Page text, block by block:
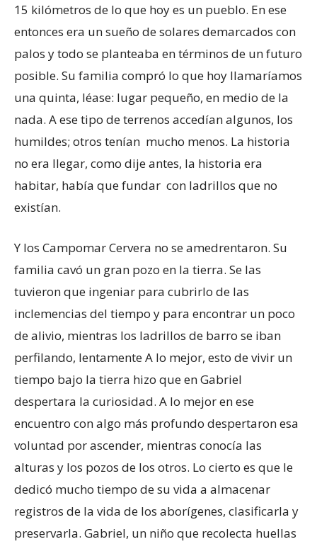
15 kilómetros de lo que hoy es un pueblo. En ese
entonces era un sueño de solares demarcados con
palos y todo se planteaba en términos de un futuro
posible. Su familia compró lo que hoy llamaríamos
una quinta, léase: lugar pequeño, en medio de la
nada. A ese tipo de terrenos accedían algunos, los
humildes; otros tenían mucho menos. La historia
no era llegar, como dije antes, la historia era
habitar, había que fundar con ladrillos que no
existían.
Y los Campomar Cervera no se amedrentaron. Su
familia cavó un gran pozo en la tierra. Se las
tuvieron que ingeniar para cubrirlo de las
inclemencias del tiempo y para encontrar un poco
de alivio, mientras los ladrillos de barro se iban
perfilando, lentamente A lo mejor, esto de vivir un
tiempo bajo la tierra hizo que en Gabriel
despertara la curiosidad. A lo mejor en ese
encuentro con algo más profundo despertaron esa
voluntad por ascender, mientras conocía las
alturas y los pozos de los otros. Lo cierto es que le
dedicó mucho tiempo de su vida a almacenar
registros de la vida de los aborígenes, clasificarla y
preservarla. Gabriel, un niño que recolecta huellas